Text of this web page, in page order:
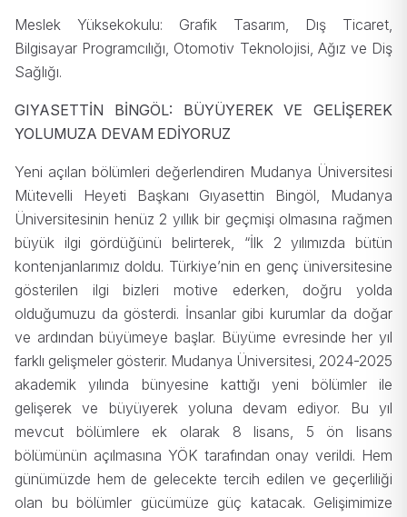
Meslek Yüksekokulu: Grafik Tasarım, Dış Ticaret,
Bilgisayar Programcılığı, Otomotiv Teknolojisi, Ağız ve Diş
Sağlığı.
GIYASETTİN BİNGÖL: BÜYÜYEREK VE GELİŞEREK
YOLUMUZA DEVAM EDİYORUZ
Yeni açılan bölümleri değerlendiren Mudanya Üniversitesi
Mütevelli Heyeti Başkanı Gıyasettin Bingöl, Mudanya
Üniversitesinin henüz 2 yıllık bir geçmişi olmasına rağmen
büyük ilgi gördüğünü belirterek, “İlk 2 yılımızda bütün
kontenjanlarımız doldu. Türkiye’nin en genç üniversitesine
gösterilen ilgi bizleri motive ederken, doğru yolda
olduğumuzu da gösterdi. İnsanlar gibi kurumlar da doğar
ve ardından büyümeye başlar. Büyüme evresinde her yıl
farklı gelişmeler gösterir. Mudanya Üniversitesi, 2024-2025
akademik yılında bünyesine kattığı yeni bölümler ile
gelişerek ve büyüyerek yoluna devam ediyor. Bu yıl
mevcut bölümlere ek olarak 8 lisans, 5 ön lisans
bölümünün açılmasına YÖK tarafından onay verildi. Hem
günümüzde hem de gelecekte tercih edilen ve geçerliliği
olan bu bölümler gücümüze güç katacak. Gelişimimize